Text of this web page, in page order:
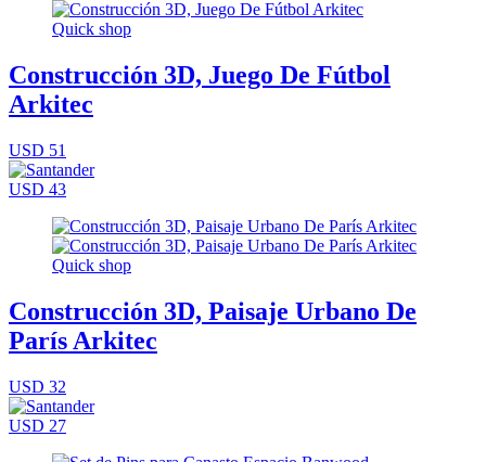
Quick shop
Construcción 3D, Juego De Fútbol
Arkitec
USD 51
USD 43
Quick shop
Construcción 3D, Paisaje Urbano De
París Arkitec
USD 32
USD 27